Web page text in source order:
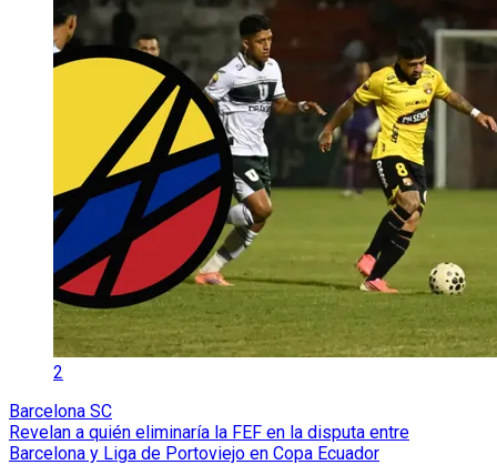
2
Barcelona SC
Revelan a quién eliminaría la FEF en la disputa entre
Barcelona y Liga de Portoviejo en Copa Ecuador